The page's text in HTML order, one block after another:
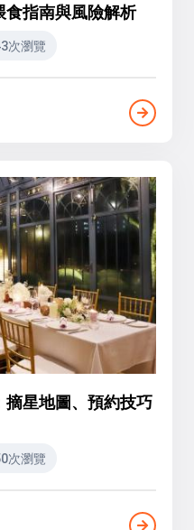
指南與風險解析
次瀏覽
星地圖、預約技巧
次瀏覽